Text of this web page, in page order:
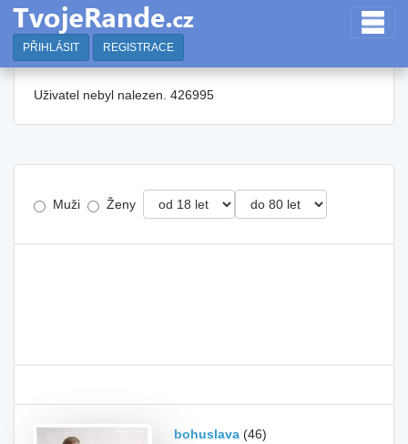
PŘIHLÁSIT REGISTRACE
Uživatel nebyl nalezen. 426995
Muži Ženy
bohuslava (46)